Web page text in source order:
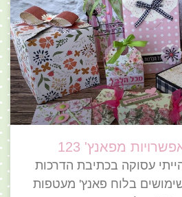
מפאנץ' 123
עסוקה בכתיבת הדרכות
בלוח פאנץ' מעטפות